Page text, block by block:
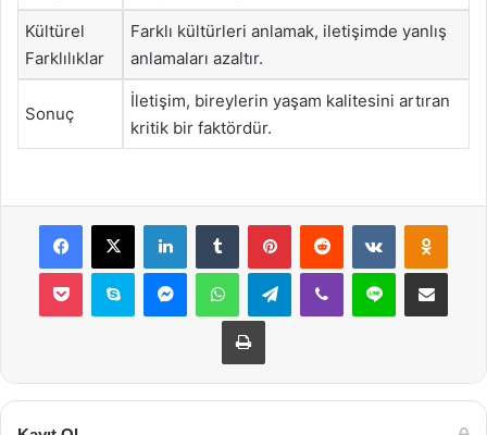
Kültürel
Farklılıklar
Farklı kültürleri anlamak, iletişimde yanlış
anlamaları azaltır.
Sonuç
İletişim, bireylerin yaşam kalitesini artıran
kritik bir faktördür.
Facebook
X LinkedInTumblr PinterestReddit VKontakte
Pocket Skype MessengerWhatsAppTelegramViber Line E-Posta ile
Yazdır